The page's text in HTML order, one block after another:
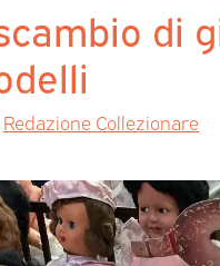
di
Redazione Collezionare